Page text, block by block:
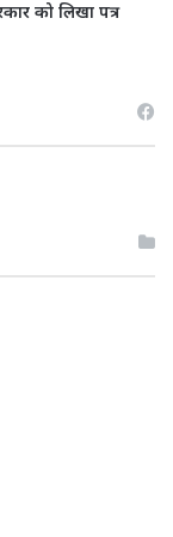
को लिखा पत्र